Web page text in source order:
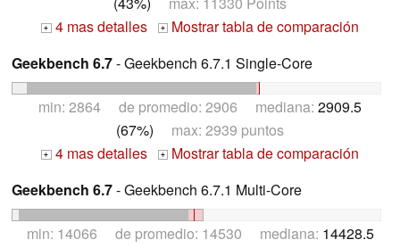
+ 4 mas detalles +
Mostrar tabla de comparación
Geekbench 6.7- Geekbench 6.7.1 Single-Core
min: 2864 de promedio: 2906 mediana: 2909.5
(67%) max: 2939 puntos
+ 4 mas detalles +
Mostrar tabla de comparación
Geekbench 6.7- Geekbench 6.7.1 Multi-Core
min: 14066 de promedio: 14530 mediana: 14428.5